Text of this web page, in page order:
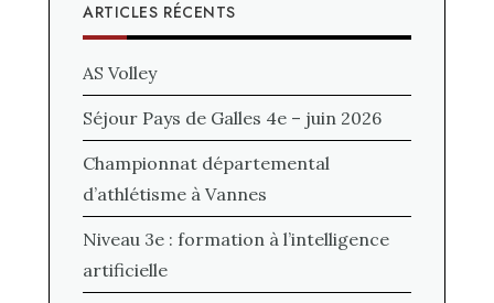
ARTICLES RÉCENTS
AS Volley
Séjour Pays de Galles 4e – juin 2026
Championnat départemental
d’athlétisme à Vannes
Niveau 3e : formation à l’intelligence
artificielle